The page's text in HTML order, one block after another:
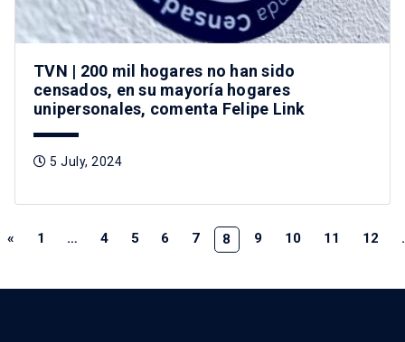
TVN | 200 mil hogares no han sido
censados, en su mayoría hogares
unipersonales, comenta Felipe Link
5 July, 2024
« 1 … 4 5 6 7 8 9 10 11 12